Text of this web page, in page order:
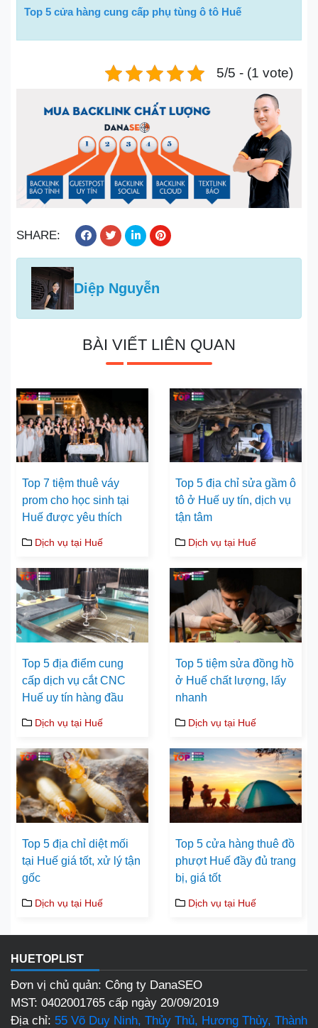
Top 5 cửa hàng cung cấp phụ tùng ô tô Huế
5/5 - (1 vote)
SHARE:
Diệp Nguyễn
BÀI VIẾT LIÊN QUAN
Top 7 tiệm thuê váy
prom cho học sinh tại
Huế được yêu thích
Dịch vụ tại Huế
Top 5 địa chỉ sửa gầm ô
tô ở Huế uy tín, dịch vụ
tận tâm
Dịch vụ tại Huế
Top 5 địa điểm cung
cấp dịch vụ cắt CNC
Huế uy tín hàng đầu
Dịch vụ tại Huế
Top 5 tiệm sửa đồng hồ
ở Huế chất lượng, lấy
nhanh
Dịch vụ tại Huế
Top 5 địa chỉ diệt mối
tại Huế giá tốt, xử lý tận
gốc
Dịch vụ tại Huế
Top 5 cửa hàng thuê đồ
phượt Huế đầy đủ trang
bị, giá tốt
Dịch vụ tại Huế
HUETOPLIST
Đơn vị chủ quản: Công ty DanaSEO
MST: 0402001765 cấp ngày 20/09/2019
Địa chỉ: 55 Võ Duy Ninh, Thủy Thủ, Hương Thủy, Thành